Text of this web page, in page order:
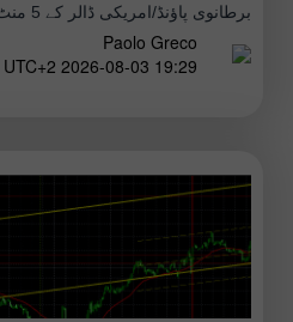
روز برطانوی پاؤنڈ/امریکی ڈالر
دیکھا گیا۔ گزشتہ پورا ہفتہ یورپی
Paolo Greco
19:29 2026-08-03 UTC+2